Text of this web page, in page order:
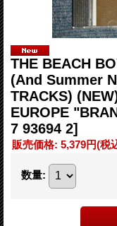
THE BEACH
(And Summer
TRACKS)
EUROPE
7 93694 2]
販売価格: 5,379円(税
数量: